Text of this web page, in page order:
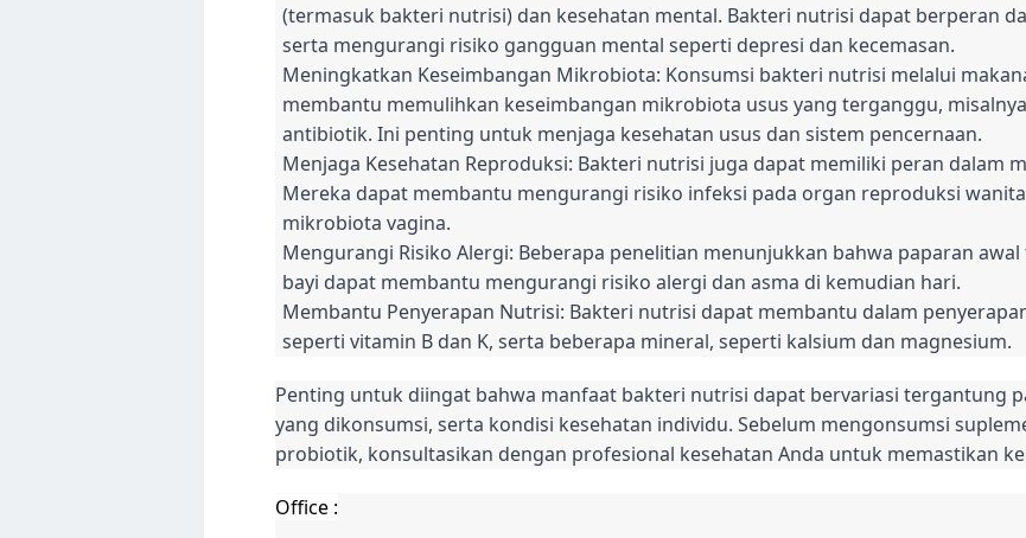
(termasuk bakteri nutrisi) dan kesehatan mental. Bakteri nutrisi dapat berperan
serta mengurangi risiko gangguan mental seperti depresi dan kecemasan.
Meningkatkan Keseimbangan Mikrobiota: Konsumsi bakteri nutrisi melalui
membantu memulihkan keseimbangan mikrobiota usus yang terganggu,
antibiotik. Ini penting untuk menjaga kesehatan usus dan sistem pencernaan.
Menjaga Kesehatan Reproduksi: Bakteri nutrisi juga dapat memiliki peran dalam
Mereka dapat membantu mengurangi risiko infeksi pada organ reproduksi
mikrobiota vagina.
Mengurangi Risiko Alergi: Beberapa penelitian menunjukkan bahwa paparan
bayi dapat membantu mengurangi risiko alergi dan asma di kemudian hari.
Membantu Penyerapan Nutrisi: Bakteri nutrisi dapat membantu dalam
seperti vitamin B dan K, serta beberapa mineral, seperti kalsium dan magnesium.
Penting untuk diingat bahwa manfaat bakteri nutrisi dapat bervariasi tergantung
yang dikonsumsi, serta kondisi kesehatan individu. Sebelum mengonsumsi
probiotik, konsultasikan dengan profesional kesehatan Anda untuk memastikan
Office :